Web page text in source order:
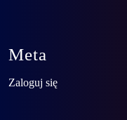
Meta
Zaloguj się